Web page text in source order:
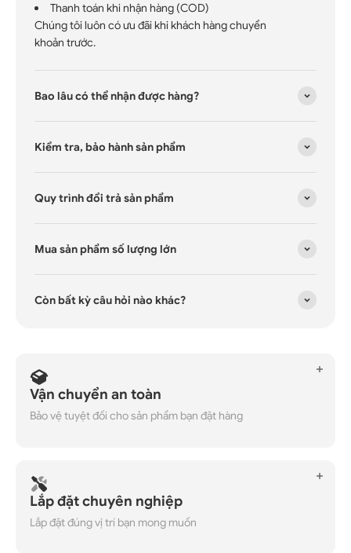
Thanh toán khi nhận hàng (COD)
Chúng tôi luôn có ưu đãi khi khách hàng chuyển
khoản trước.
Bao lâu có thể nhận được hàng?
Kiểm tra, bảo hành sản phẩm
Quy trình đổi trả sản phẩm
Mua sản phẩm số lượng lớn
Còn bất kỳ câu hỏi nào khác?
Vận chuyển an toàn
Bảo vệ tuyệt đối cho sản phẩm bạn đặt hàng
Lắp đặt chuyên nghiệp
Lắp đặt đúng vị trí bạn mong muốn